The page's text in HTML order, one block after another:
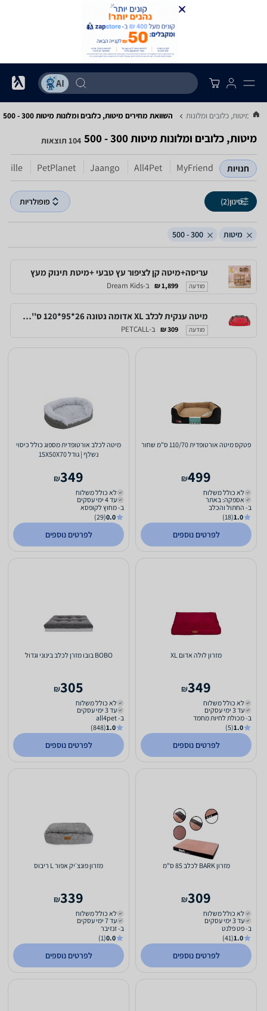
מיטות, כלובים ומלונות השוואת מחירים מיטות, כלובים ומלונות ‏מיטות ‏300 - 500
מיטות, כלובים ומלונות ‏מיטות ‏300 - 500 104 תוצאות
חנויות MyFriend
All4Pet
Jaango
PetPlanet
סינון(2) פופולריות
מיטות 300 - 500
עריסה+מיטה קן לציפור עץ טבעי +מיטת תינוק מעץ
מודעה 1,899 ₪ ב-Dream Kids
מיטה ענקית לכלב XL אדומה נטונה 26*95*120 ס''מ M-Pets Natuna Basket Bed
מודעה 309 ₪ ב-PETCALL
פטקס מיטה אורטופדית 110/70 ס"מ שחור
499
₪
לא כולל משלוח
אספקה: באתר
ב- החתול והכלב
1.0
(18)
לפרטים נוספים
מיטה לכלב אורטופדית מספוג כולל כיסוי
נשלף | גודל 15X50X70
349
₪
לא כולל משלוח
עד 4 ימי עסקים
ב- מחוץ לקופסא
0.0
(29)
לפרטים נוספים
מזרון לולה אדום XL
349
₪
לא כולל משלוח
עד 3 ימי עסקים
ב- מכולת לחיות מחמד
1.0
(5)
לפרטים נוספים
BOBO בובו מזרן לכלב בינוני וגדול
305
₪
לא כולל משלוח
עד 3 ימי עסקים
ב- all4pet
1.0
(848)
לפרטים נוספים
מזרון BARK לכלב 85 ס"מ
309
₪
לא כולל משלוח
עד 3 ימי עסקים
ב- פט פלנט
1.0
(41)
לפרטים נוספים
מזרון פונצ׳יק אפור L ריבוס
339
₪
לא כולל משלוח
עד 7 ימי עסקים
ב- זנזיבר
0.0
(1)
לפרטים נוספים